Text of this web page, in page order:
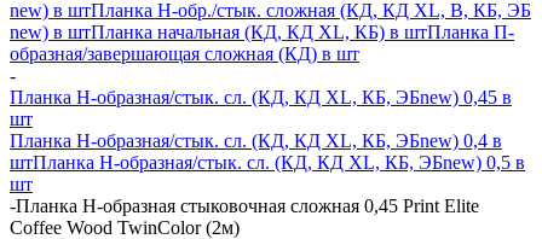
new) в штПланка H-обр./стык. сложная (КД, КД XL, В, КБ, ЭБ
new) в штПланка начальная (КД, КД XL, КБ) в штПланка П-
образная/завершающая сложная (КД) в шт
-
Планка H-образная/стык. сл. (КД, КД XL, КБ, ЭБnew) 0,45 в
шт
Планка H-образная/стык. сл. (КД, КД XL, КБ, ЭБnew) 0,4 в
штПланка H-образная/стык. сл. (КД, КД XL, КБ, ЭБnew) 0,5 в
шт
-Планка Н-образная стыковочная сложная 0,45 Print Elite
Coffee Wood TwinColor (2м)